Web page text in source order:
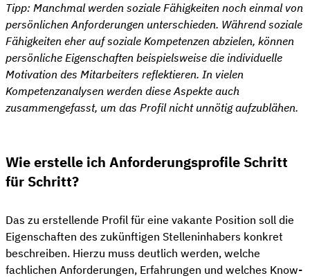
Tipp: Manchmal werden soziale Fähigkeiten noch einmal von
persönlichen Anforderungen unterschieden. Während soziale
Fähigkeiten eher auf soziale Kompetenzen abzielen, können
persönliche Eigenschaften beispielsweise die individuelle
Motivation des Mitarbeiters reflektieren. In vielen
Kompetenzanalysen werden diese Aspekte auch
zusammengefasst, um das Profil nicht unnötig aufzublähen.
Wie erstelle ich Anforderungsprofile Schritt
für Schritt?
Das zu erstellende Profil für eine vakante Position soll die
Eigenschaften des zukünftigen Stelleninhabers konkret
beschreiben. Hierzu muss deutlich werden, welche
fachlichen Anforderungen, Erfahrungen und welches Know-